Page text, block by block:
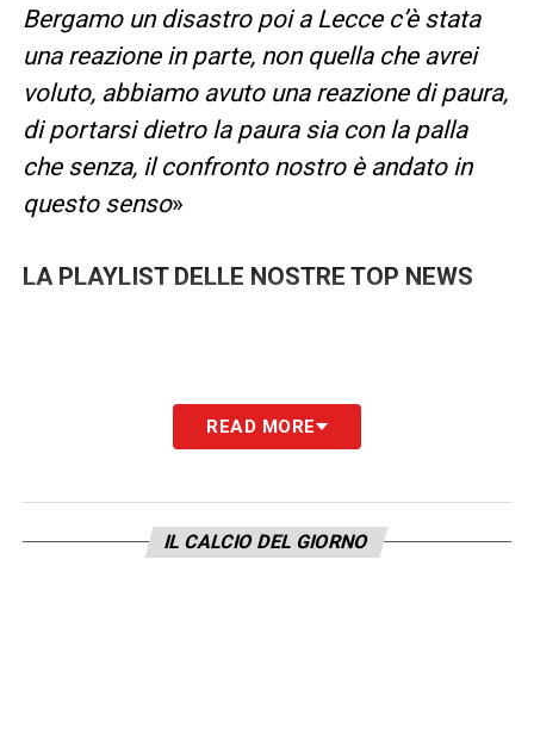
Bergamo un disastro poi a Lecce c’è stata
una reazione in parte, non quella che avrei
voluto, abbiamo avuto una reazione di paura,
di portarsi dietro la paura sia con la palla
che senza, il confronto nostro è andato in
questo senso»
LA PLAYLIST DELLE NOSTRE TOP NEWS
READ MORE
IL CALCIO DEL GIORNO